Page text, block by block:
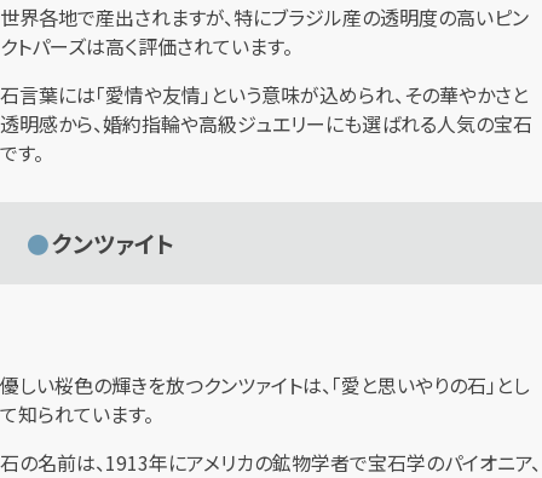
世界各地で産出されますが、特にブラジル産の透明度の高いピン
クトパーズは高く評価されています。
石言葉には「愛情や友情」という意味が込められ、その華やかさと
透明感から、婚約指輪や高級ジュエリーにも選ばれる人気の宝石
です。
クンツァイト
優しい桜色の輝きを放つクンツァイトは、「愛と思いやりの石」とし
て知られています。
石の名前は、1913年にアメリカの鉱物学者で宝石学のパイオニア、